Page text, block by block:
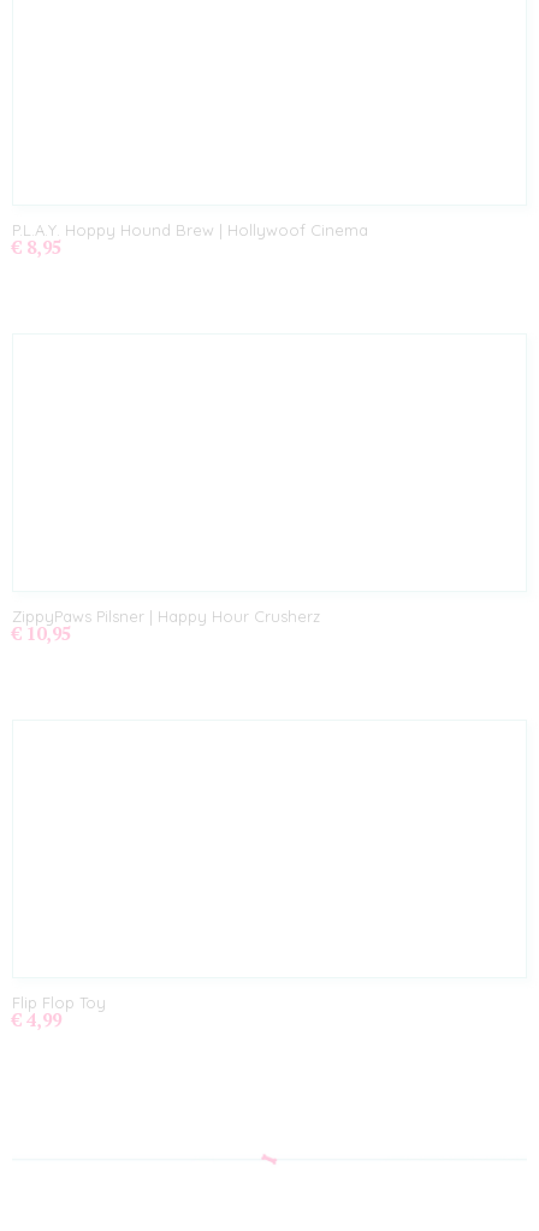
P.L.A.Y. Hoppy Hound Brew | Hollywoof Cinema
€ 8,95
ZippyPaws Pilsner | Happy Hour Crusherz
€ 10,95
Flip Flop Toy
€ 4,99